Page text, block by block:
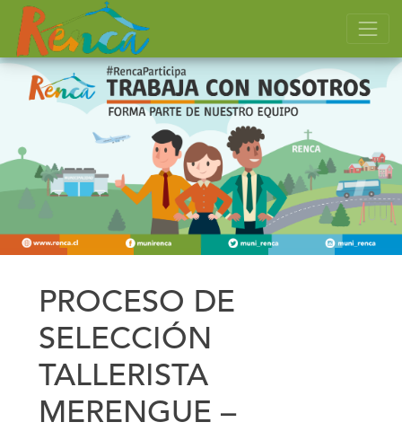
PROCESO DE
SELECCIÓN
TALLERISTA
MERENGUE –